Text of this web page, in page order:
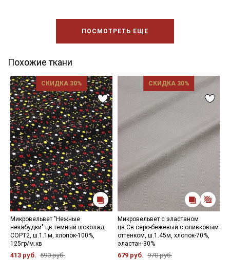
ПОСМОТРЕТЬ ЕЩЕ
Похожие ткани
СКИДКА 30%
Микровельвет "Нежные
незабудки" цв.темный шоколад,
СОРТ2, ш.1.1м, хлопок-100%,
125гр/м.кв
413 руб. 590 руб.
СКИДКА 30%
Микровельвет с эластаном
цв.Св.серо-бежевый с оливковым
оттенком, ш.1.45м, хлопок-70%,
эластан-30%
679 руб. 970 руб.